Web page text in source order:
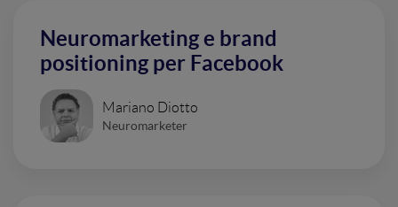
Neuromarketing e brand
positioning per Facebook
Mariano Diotto
Neuromarketer